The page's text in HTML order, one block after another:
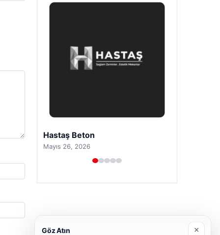
Prenses Night Club
Nisan 29, 2026
Göz Atın ×